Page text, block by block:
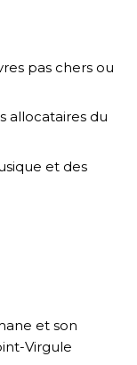
pas chers ou
allocataires du
et des
et son
Virgule